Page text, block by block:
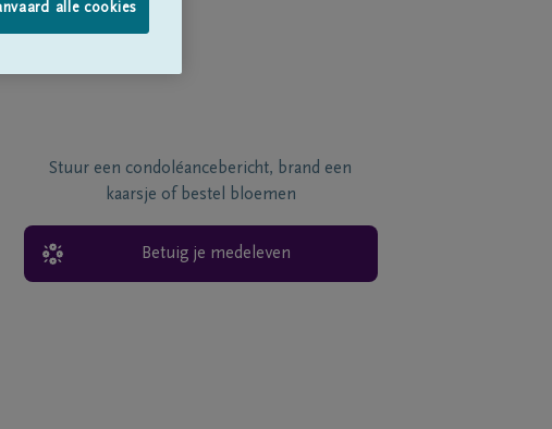
Stuur een condoléancebericht, brand een
kaarsje of bestel bloemen
Betuig je medeleven
alle cookies